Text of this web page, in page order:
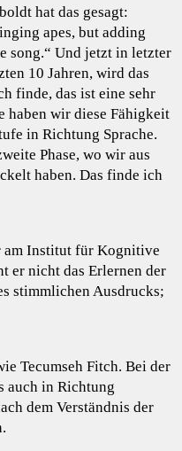
hat das gesagt:
apes, but adding
song.“ Und jetzt in letzter
10 Jahren, wird das
finde, das ist eine sehr
haben wir diese Fähigkeit
in Richtung Sprache.
Phase, wo wir aus
haben. Das finde ich
am Institut für Kognitive
er nicht das Erlernen der
stimmlichen Ausdrucks;
Tecumseh Fitch. Bei der
auch in Richtung
dem Verständnis der